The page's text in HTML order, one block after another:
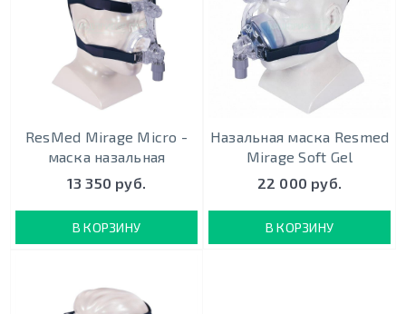
ResMed Mirage Micro -
маска назальная
13 350 руб.
В КОРЗИНУ
Назальная маска Resmed
Mirage Soft Gel
22 000 руб.
В КОРЗИНУ